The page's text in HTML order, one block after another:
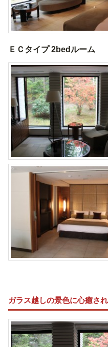
ＥＣタイプ 2bedルーム
ガラス越しの景色に心癒され